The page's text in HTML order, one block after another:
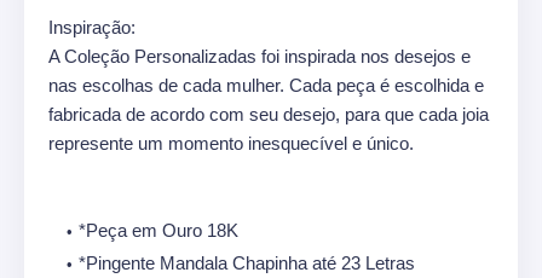
Inspiração:
A Coleção Personalizadas foi inspirada nos desejos e
nas escolhas de cada mulher. Cada peça é escolhida e
fabricada de acordo com seu desejo, para que cada joia
represente um momento inesquecível e único.
*Peça em Ouro 18K
*Pingente Mandala Chapinha até 23 Letras